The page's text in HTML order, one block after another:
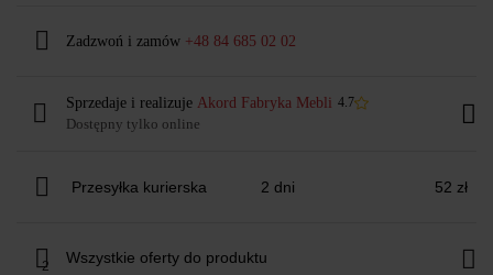
Zadzwoń i zamów +48 84 685 02 02
Sprzedaje i realizuje Akord Fabryka Mebli 4.7
Dostępny tylko online
Przesyłka kurierska 2 dni 52 zł
2 Wszystkie oferty do produktu